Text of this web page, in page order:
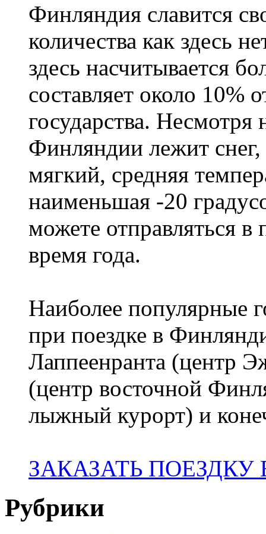
Финляндия славится
количества как здесь
здесь насчитывается
составляет около 10%
государства. Несмотря
Финляндии лежит
мягкий, средняя
наименьшая -20
можете отправляться
время года.
Наиболее популярные
при поездке в
Лаппеенранта (центр
(центр восточной
лыжный курорт) и
ЗАКАЗАТЬ
Рубрики